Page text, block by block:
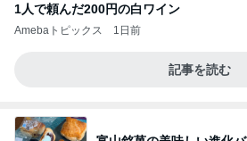
1人で頼んだ200円の白ワイン
Amebaトピックス 1日前
記事を読む